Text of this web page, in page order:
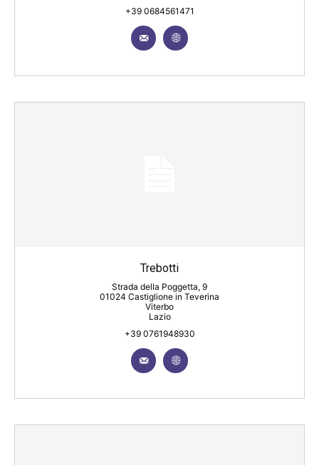
+39 0684561471
Trebotti
Strada della Poggetta, 9
01024 Castiglione in Teverina
Viterbo
Lazio
+39 0761948930